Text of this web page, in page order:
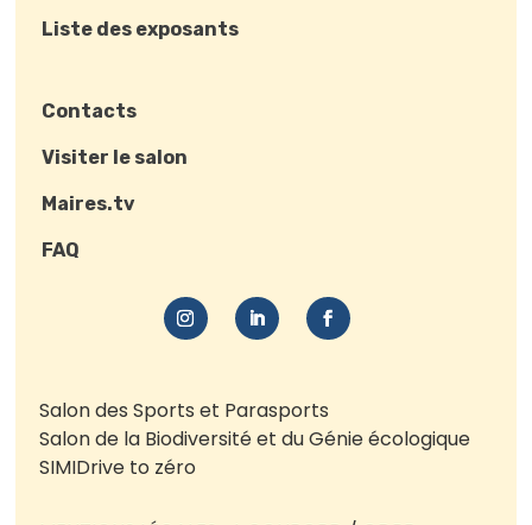
Liste des exposants
Contacts
Visiter le salon
Maires.tv
FAQ
Salon des Sports et Parasports
Salon de la Biodiversité et du Génie écologique
SIMIDrive to zéro